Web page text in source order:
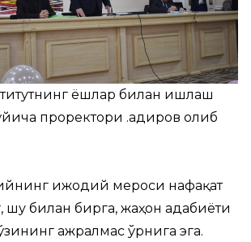
ёшлар билан ишлаш
проректори Қ.Қадиров олиб
ижодий мероси нафақат
шу билан бирга, жаҳон адабиёти
ажралмас ўрнига эга.